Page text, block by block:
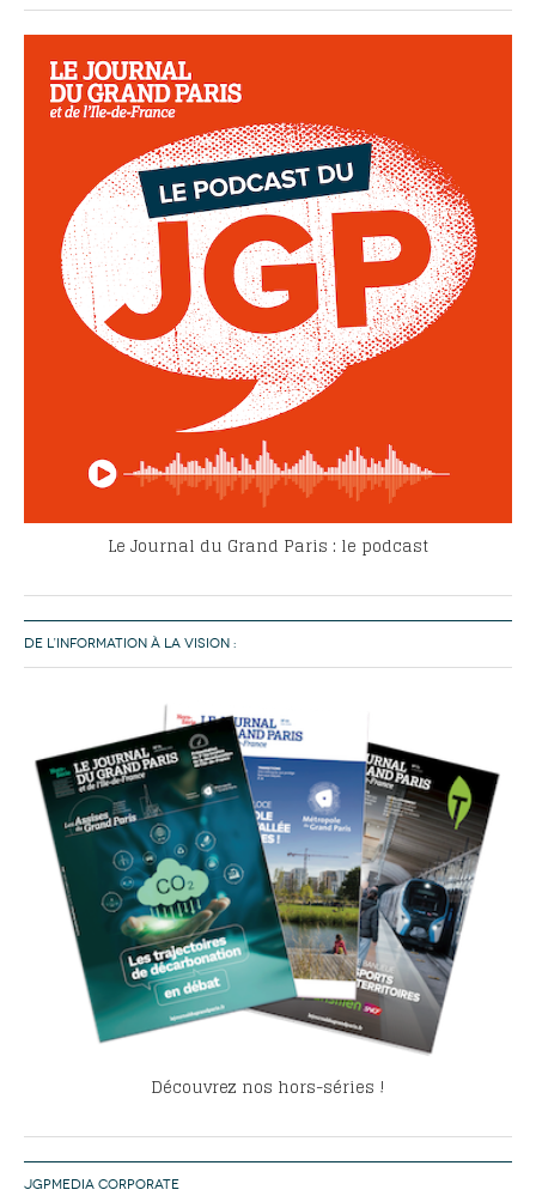
Le Journal du Grand Paris : le podcast
DE L’INFORMATION À LA VISION :
Découvrez nos hors-séries !
JGPMEDIA CORPORATE